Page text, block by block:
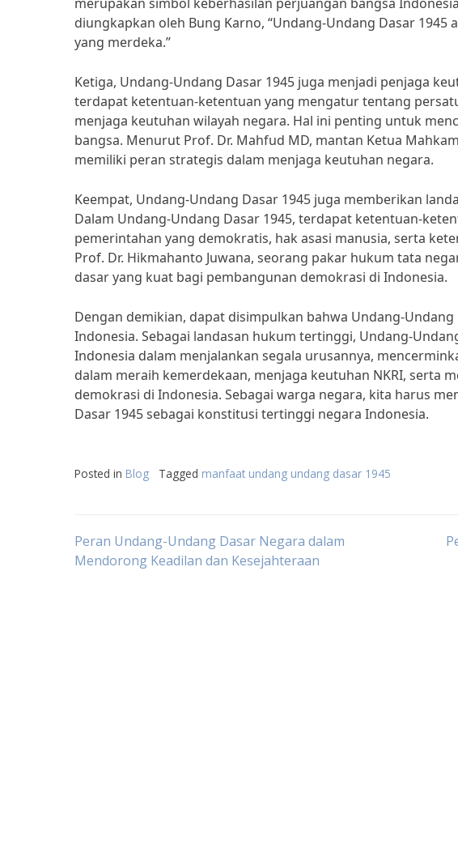
diungkapkan oleh Bung Karno, “Undang-Undang Dasar
yang merdeka.”
Ketiga, Undang-Undang Dasar 1945 juga menjadi penjaga
terdapat ketentuan-ketentuan yang mengatur tentang
menjaga keutuhan wilayah negara. Hal ini penting untuk
bangsa. Menurut Prof. Dr. Mahfud MD, mantan Ketua
memiliki peran strategis dalam menjaga keutuhan negara.
Keempat, Undang-Undang Dasar 1945 juga memberikan
Dalam Undang-Undang Dasar 1945, terdapat ketentuan-
pemerintahan yang demokratis, hak asasi manusia, serta
Prof. Dr. Hikmahanto Juwana, seorang pakar hukum tata
dasar yang kuat bagi pembangunan demokrasi di Indonesia.
Dengan demikian, dapat disimpulkan bahwa Undang-
Indonesia. Sebagai landasan hukum tertinggi, Undang-
Indonesia dalam menjalankan segala urusannya,
dalam meraih kemerdekaan, menjaga keutuhan NKRI, serta
demokrasi di Indonesia. Sebagai warga negara, kita harus
Dasar 1945 sebagai konstitusi tertinggi negara Indonesia.
Posted in Blog Tagged manfaat undang undang dasar 1945
Post
Peran Undang-Undang Dasar Negara dalam
Mendorong Keadilan dan Kesejahteraan